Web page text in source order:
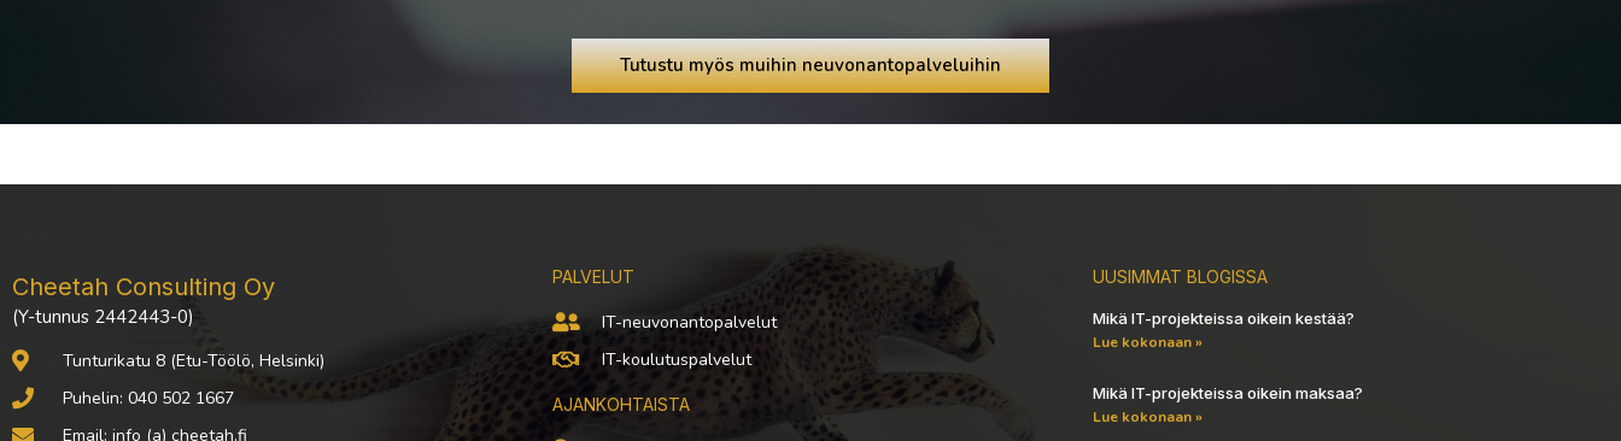
Tutustu myös muihin neuvonantopalveluihin
Cheetah Consulting Oy
(Y-tunnus 2442443-0)
Tunturikatu 8 (Etu-Töölö, Helsinki)
Puhelin: 040 502 1667
Email: info (a) cheetah.fi
PALVELUT
IT-neuvonantopalvelut
IT-koulutuspalvelut
AJANKOHTAISTA
UUSIMMAT BLOGISSA
Mikä IT-projekteissa oikein kestää?
Lue kokonaan »
Mikä IT-projekteissa oikein maksaa?
Lue kokonaan »